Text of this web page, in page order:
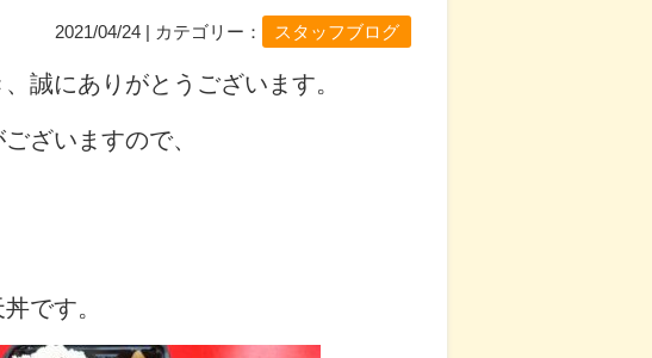
2021/04/24 | カテゴリー： スタッフブログ
誠にありがとうございます。
ざいますので、
です。